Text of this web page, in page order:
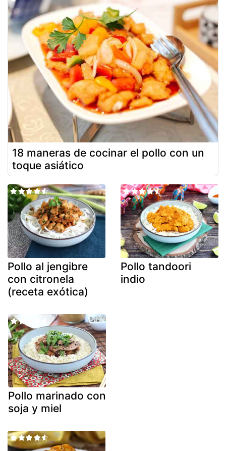
18 maneras de cocinar el pollo con un
toque asiático
Pollo al jengibre
con citronela
(receta exótica)
Pollo tandoori
indio
Pollo marinado con
soja y miel